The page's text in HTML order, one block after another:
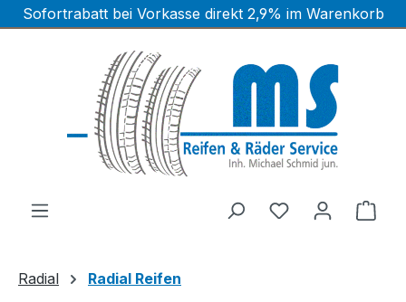
Zum Hauptinhalt springen
Sofortrabatt bei Vorkasse direkt 2,9% im Warenkorb
Radial Radial Reifen